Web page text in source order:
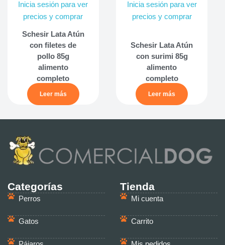
Inicia sesión para ver
precios y comprar
Schesir Lata Atún
con filetes de
pollo 85g
alimento
completo
Leer más
Inicia sesión para ver
precios y comprar
Schesir Lata Atún
con surimi 85g
alimento
completo
Leer más
Categorías
Perros
Gatos
Tienda
Mi cuenta
Carrito